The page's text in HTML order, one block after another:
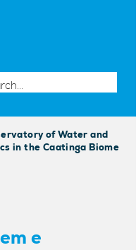
of Water and
in the Caatinga Biome
e